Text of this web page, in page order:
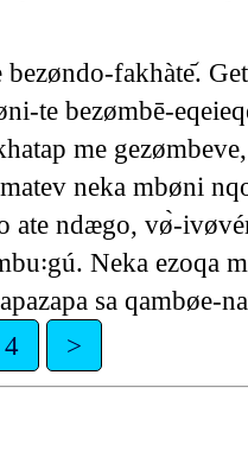
fakhàte᷄.
te bezømbē-
me
neka mbøni
ate ndægo, vø̀-
Neka ezoqa
sa qambøe-
4 >